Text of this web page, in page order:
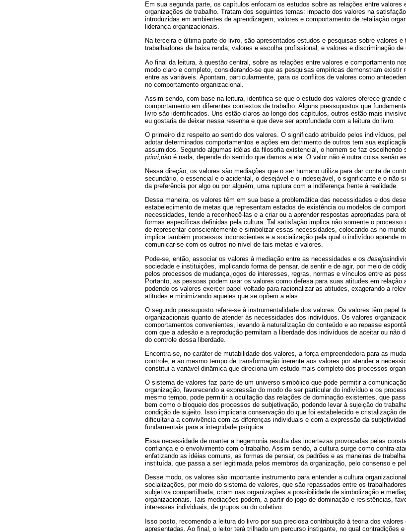
Em sua segunda parte, os capítulos enfocam os estudos sobre as relações entre valores
organizações de trabalho. Tratam dos seguintes temas: impacto dos valores na
introduzidas em ambientes de aprendizagem; valores e comportamento de retaliação
liderança organizacionais.
Na terceira e última parte do livro, são apresentados estudos e pesquisas sobre valores
trabalhadores de baixa renda; valores e escolha profissional; e valores e discriminação de
Ao final da leitura, à questão central, sobre as relações entre valores e comportamento
modo claro e completo, considerando-se que as pesquisas empíricas demonstram existir
entre as variáveis. Apontam, particularmente, para os conflitos de valores como
no comportamento organizacional.
Assim sendo, com base na leitura, identifica-se que o estudo dos valores oferece grande
comportamento em diferentes contextos de trabalho. Alguns pressupostos que
livro são identificados. Uns estão claros ao longo dos capítulos, outros estão mais
eu gostaria de deixar nessa resenha e que deve ser aprofundada com a leitura do livro.
O primeiro diz respeito ao sentido dos valores. O significado atribuído pelos indivíduos,
adotar determinados comportamentos e ações em detrimento de outros tem sua
assumidos. Segundo algumas idéias da filosofia existencial, o homem se faz escolhendo
priori, não é nada, depende do sentido que damos a ela. O valor não é outra coisa senão
Nessa direção, os valores são mediações que o ser humano utiliza para dar conta de
secundário, o essencial e o acidental, o desejável e o indesejável, o significante e o
da preferência por algo ou por alguém, uma ruptura com a indiferença frente à realidade.
Dessa maneira, os valores têm em sua base a problemática das necessidades e dos
estabelecimento de metas que representam estados de existência ou modelos de
necessidades, tende a reconhecê-las e a criar ou a aprender respostas apropriadas para
formas específicas definidas pela cultura. Tal satisfação implica não somente o processo
de representar conscientemente e simbolizar essas necessidades, colocando-as no
implica também processos inconscientes e a socialização pela qual o indivíduo aprende
comunicar-se com os outros no nível de tais metas e valores.
Pode-se, então, associar os valores à mediação entre as necessidades e os desejos
sociedade e instituições, implicando forma de pensar, de sentir e de agir, por meio de
pelos processos de mudança,jogos de interesses, regras, normas e vínculos entre as
Portanto, as pessoas podem usar os valores como defesa para suas atitudes em relação
podendo os valores exercer papel voltado para racionalizar as atitudes, exagerando a
atitudes e minimizando aqueles que se opõem a elas.
O segundo pressuposto refere-se à instrumentalidade dos valores. Os valores têm papel
organizacionais quanto de atender às necessidades dos indivíduos. Os valores
comportamentos convenientes, levando à naturalização do conteúdo e ao repasse
com que a adesão e a reprodução permitam a liberdade dos indivíduos de aceitar ou não
do controle dessa liberdade.
Encontra-se, no caráter de mutabilidade dos valores, a força empreendedora para as
controle, e ao mesmo tempo de transformação inerente aos valores por atender a
constitui a variável dinâmica que direciona um estudo mais completo dos processos
O sistema de valores faz parte de um universo simbólico que pode permitir a
organização, favorecendo a expressão do modo de ser particular do indivíduo e os
mesmo tempo, pode permitir a ocultação das relações de dominação existentes, que
bem como o bloqueio dos processos de subjetivação, podendo levar à sujeição do
condição de sujeito. Isso implicaria conservação do que foi estabelecido e cristalização
dificultaria a convivência com as diferenças individuais e com a expressão da
fundamentais para a integridade psíquica.
Essa necessidade de manter a hegemonia resulta das incertezas provocadas pelas
confiança e o envolvimento com o trabalho. Assim sendo, a cultura surge como contra-
enfatizando as idéias comuns, as formas de pensar, os padrões e as maneiras de
instituída, que passa a ser legitimada pelos membros da organização, pelo consenso e
Desse modo, os valores são importante instrumento para entender a cultura
socializações, por meio do sistema de valores, que são repassados entre os
subjetiva compartilhada, criam nas organizações a possibilidade de simbolização e
organizacionais. Tais mediações podem, a partir do jogo de dominação e resistências,
interesses individuais, de grupos ou do coletivo.
Isso posto, recomendo a leitura do livro por sua preciosa contribuição à teoria dos
apresentadas. Ao final, o leitor terá trilhado um percurso instigante, no qual contradições